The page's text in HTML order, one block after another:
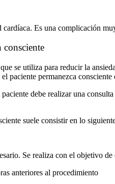
Es una complicación
consciente
se utiliza para reducir la
paciente permanezca
debe realizar una
suele consistir en lo
Se realiza con el objetivo
anteriores al procedimiento